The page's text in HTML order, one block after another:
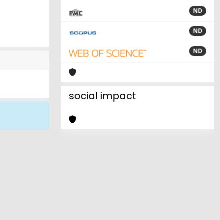
ND
ND
ND
social impact